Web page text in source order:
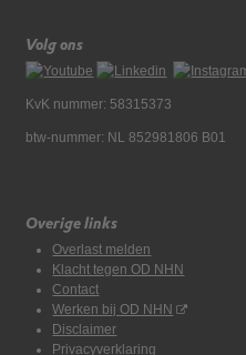
Volg ons
KvK nummer: 58315373
btw-nummer: NL 852981806 B01
Overige links
Overlast melden
Klacht tegen OD NHN
Contact
Werken bij OD NHN
Disclaimer
Privacyverklaring